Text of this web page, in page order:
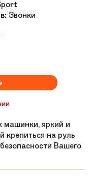
Звонки
машинки, яркий и
крепиться на руль
Вашего